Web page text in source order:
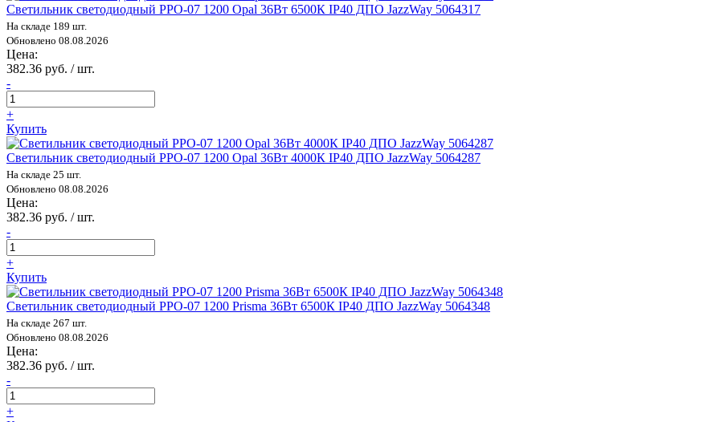
Светильник светодиодный PPO-07 1200 Opal 36Вт 6500К IP40 ДПО JazzWay 5064317
На складе 189 шт.
Обновлено 08.08.2026
Цена:
382.36 руб. / шт.
-
+
Купить
Светильник светодиодный PPO-07 1200 Opal 36Вт 4000К IP40 ДПО JazzWay 5064287
На складе 25 шт.
Обновлено 08.08.2026
Цена:
382.36 руб. / шт.
-
+
Купить
Светильник светодиодный PPO-07 1200 Prisma 36Вт 6500К IP40 ДПО JazzWay 5064348
На складе 267 шт.
Обновлено 08.08.2026
Цена:
382.36 руб. / шт.
-
+